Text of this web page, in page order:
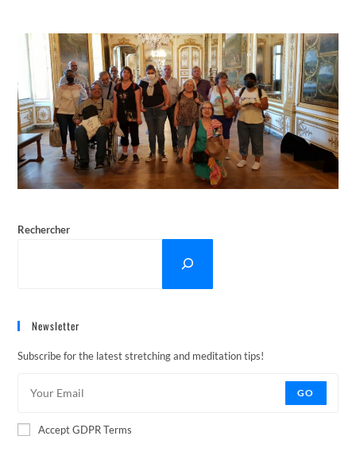
Rechercher
Newsletter
Subscribe for the latest stretching and meditation tips!
GO
Accept GDPR Terms